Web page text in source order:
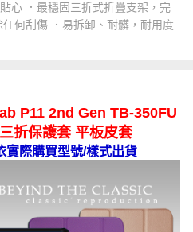
心 ．最穩固三折式折疊支架，完
何刮傷 ．易拆卸、耐髒，耐用度
P11 2nd Gen TB-350FU
折保護套 平板皮套
實際購買型號/樣式出貨